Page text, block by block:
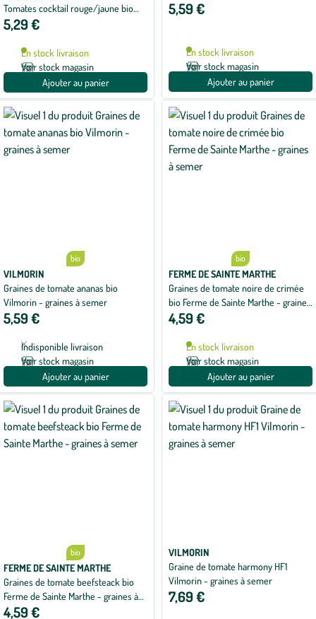
Tomates cocktail rouge/jaune bio
Ernest Turc - 2 ronds de 10 cm
5,29 €
En stock livraison
Voir stock magasin
Ajouter au panier
5,59 €
En stock livraison
Voir stock magasin
Ajouter au panier
bio
VILMORIN
Graines de tomate ananas bio
Vilmorin - graines à semer
5,59 €
Indisponible livraison
Voir stock magasin
Ajouter au panier
bio
FERME DE SAINTE MARTHE
Graines de tomate noire de crimée
bio Ferme de Sainte Marthe - graines
à semer
4,59 €
En stock livraison
Voir stock magasin
Ajouter au panier
bio
FERME DE SAINTE MARTHE
Graines de tomate beefsteack bio
Ferme de Sainte Marthe - graines à
semer
4,59 €
VILMORIN
Graine de tomate harmony HF1
Vilmorin - graines à semer
7,69 €